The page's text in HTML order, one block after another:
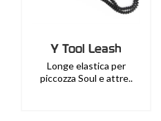
Y Tool Leash
Longe elastica per
piccozza Soul e attre..